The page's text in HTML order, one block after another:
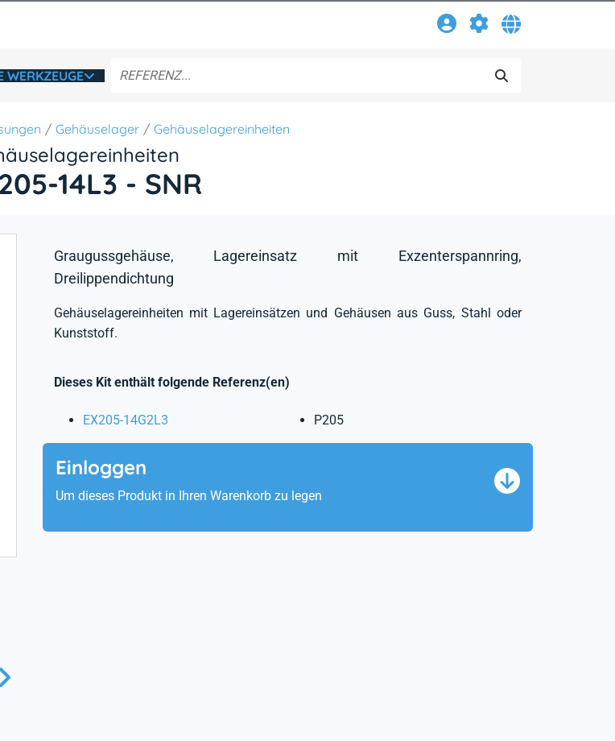
WERKZEUGE
Gehäuselager Gehäuselagereinheiten
14L3 - SNR
Graugussgehäuse, Lagereinsatz mit Exzenterspannring,
Dreilippendichtung
Gehäuselagereinheiten mit Lagereinsätzen und Gehäusen aus Guss, Stahl oder
Kunststoff.
Dieses Kit enthält folgende Referenz(en)
EX205-14G2L3 P205
Einloggen
Um dieses Produkt in Ihren Warenkorb zu legen